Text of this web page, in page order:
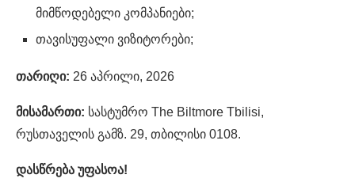
მიმწოდებელი კომპანიები;
თავისუფალი ვიზიტორები;
თარიღი: 26 აპრილი, 2026
მისამართი: სასტუმრო The Biltmore Tbilisi,
რუსთაველის გამზ. 29, თბილისი 0108.
დასწრება უფასოა!